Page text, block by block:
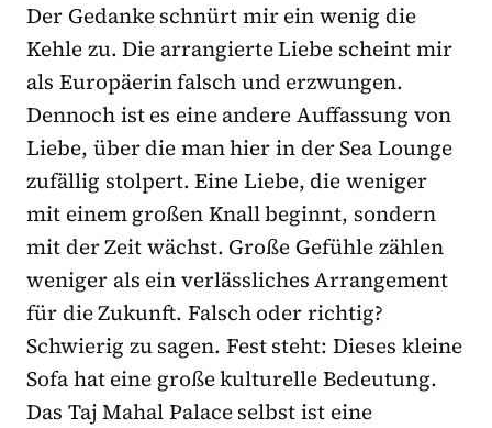
Der Gedanke schnürt mir ein wenig die
Kehle zu. Die arrangierte Liebe scheint mir
als Europäerin falsch und erzwungen.
Dennoch ist es eine andere Auffassung von
Liebe, über die man hier in der Sea Lounge
zufällig stolpert. Eine Liebe, die weniger
mit einem großen Knall beginnt, sondern
mit der Zeit wächst. Große Gefühle zählen
weniger als ein verlässliches Arrangement
für die Zukunft. Falsch oder richtig?
Schwierig zu sagen. Fest steht: Dieses kleine
Sofa hat eine große kulturelle Bedeutung.
Das Taj Mahal Palace selbst ist eine